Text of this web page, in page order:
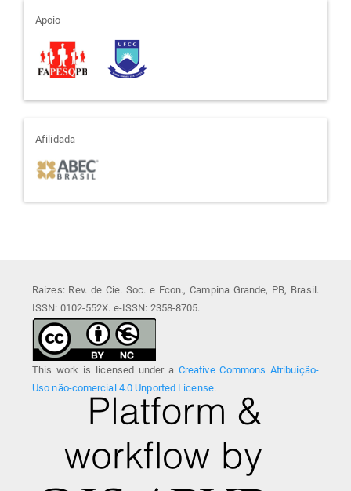
apoio
Apoio
afiliada
Afilidada
Raízes: Rev. de Cie. Soc. e Econ., Campina Grande, PB, Brasil.
ISSN: 0102-552X. e-ISSN: 2358-8705.
This work is licensed under a Creative Commons Atribuição-
Uso não-comercial 4.0 Unported License.